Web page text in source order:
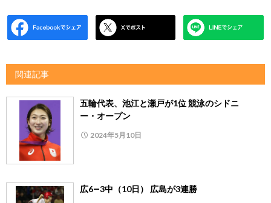
関連記事
五輪代表、池江と瀬戸が1位 競泳のシドニ
ー・オープン
2024年5月10日
広6―3中（10日） 広島が3連勝